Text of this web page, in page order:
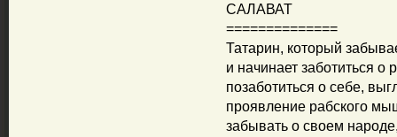
САЛАВАТ
==============
Татарин, который
и начинает заботиться о
позаботиться о себе,
проявление рабского
забывать о своем